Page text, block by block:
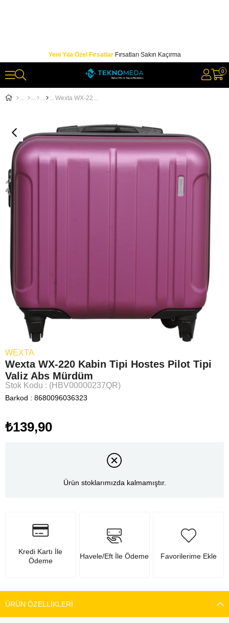
Yeni Yıla Özel FırsatlarFırsatları Sakın Kaçırma
0
Wexta WX-220 Kabin Tipi Hostes Pilot Tipi Valiz Abs Mürdüm
WEXTA
Wexta WX-220 Kabin Tipi Hostes Pilot Tipi
Valiz Abs Mürdüm
Stok Kodu (HBV00000237QR)
Barkod : 8680096036323
₺139,90
Ürün stoklarımızda kalmamıştır.
Kredi Kartı İle
Ödeme
Havele/Eft İle Ödeme Favorilerime Ekle
ÜRÜN ÖZELLIKLERI